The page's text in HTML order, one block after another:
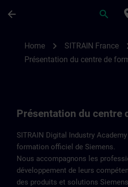
arrow_back search
Home chevron_right SITRAIN France
Présentation du centre de
Présentation du centre
SITRAIN Digital Industry
formation officiel de Siemens.
Nous accompagnons les
développement de leurs
des produits et solutions